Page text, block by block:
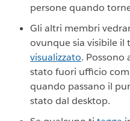
persone quando
Gli altri membri
ovunque sia visibile il
visualizzato. Possono
stato fuori ufficio
quando passano il
stato dal desktop.